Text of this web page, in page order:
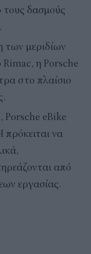
τους δασμούς
μεριδίων
η Porsche
στο πλαίσιο
Porsche eBike
να
από
εργασίας.